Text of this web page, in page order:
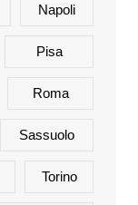
Napoli
Pisa
Roma
Sassuolo
Torino